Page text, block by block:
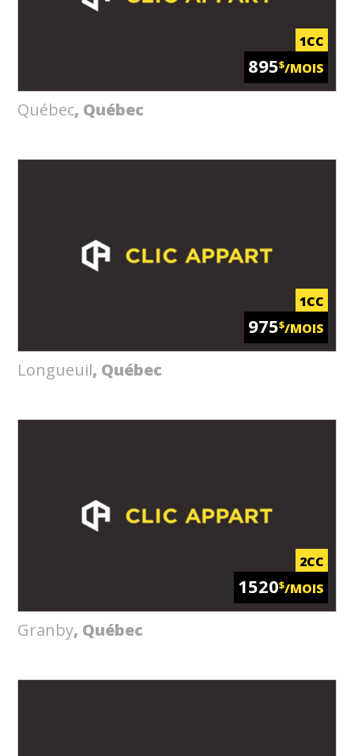
1CC
895$/MOIS
Québec, Québec
1CC
975$/MOIS
Longueuil, Québec
2CC
1520$/MOIS
Granby, Québec